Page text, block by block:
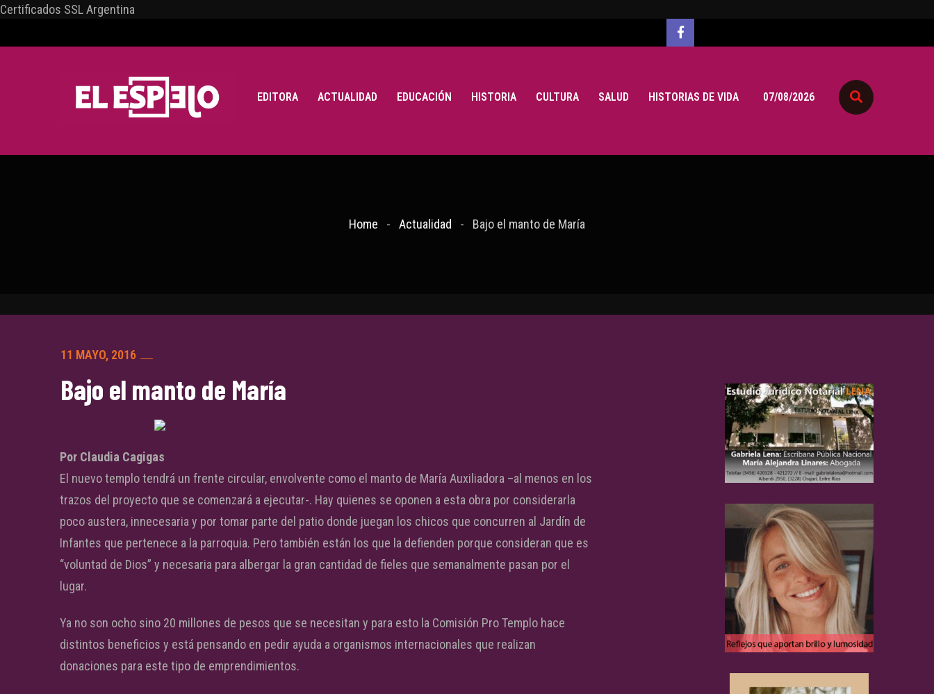
Certificados SSL Argentina
EDITORA ACTUALIDAD EDUCACIÓN HISTORIA CULTURA SALUD HISTORIAS DE VIDA 07/08/2026
Home Actualidad Bajo el manto de María
11 MAYO, 2016
Bajo el manto de María
Por Claudia Cagigas
El nuevo templo tendrá un frente circular, envolvente como el manto de María Auxiliadora –al menos en los
trazos del proyecto que se comenzará a ejecutar-. Hay quienes se oponen a esta obra por considerarla
poco austera, innecesaria y por tomar parte del patio donde juegan los chicos que concurren al Jardín de
Infantes que pertenece a la parroquia. Pero también están los que la defienden porque consideran que es
“voluntad de Dios” y necesaria para albergar la gran cantidad de fieles que semanalmente pasan por el
lugar.
Ya no son ocho sino 20 millones de pesos que se necesitan y para esto la Comisión Pro Templo hace
distintos beneficios y está pensando en pedir ayuda a organismos internacionales que realizan
donaciones para este tipo de emprendimientos.